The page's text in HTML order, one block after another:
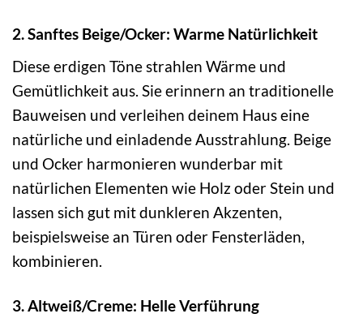
2. Sanftes Beige/Ocker: Warme Natürlichkeit
Diese erdigen Töne strahlen Wärme und
Gemütlichkeit aus. Sie erinnern an traditionelle
Bauweisen und verleihen deinem Haus eine
natürliche und einladende Ausstrahlung. Beige
und Ocker harmonieren wunderbar mit
natürlichen Elementen wie Holz oder Stein und
lassen sich gut mit dunkleren Akzenten,
beispielsweise an Türen oder Fensterläden,
kombinieren.
3. Altweiß/Creme: Helle Verführung